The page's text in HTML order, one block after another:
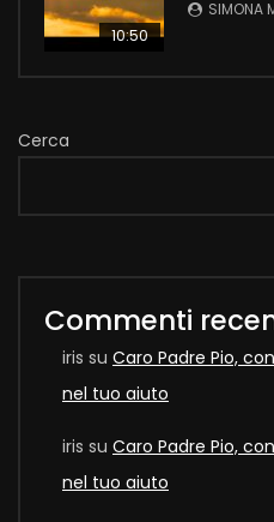
10:50
SIMONA
Cerca
Commenti
iris su Caro Padre Pio,
nel tuo aiuto
iris su Caro Padre Pio,
nel tuo aiuto